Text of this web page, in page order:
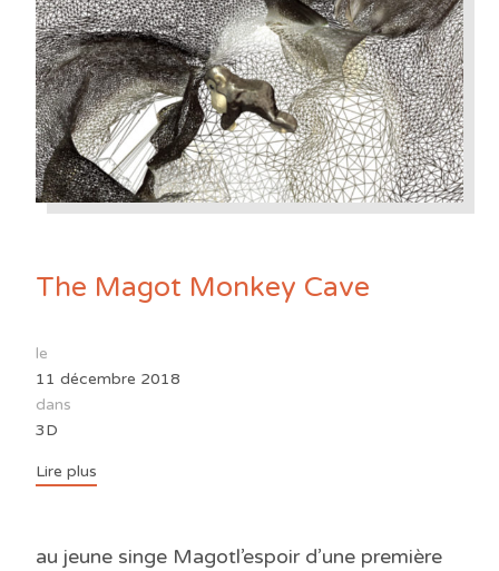
The Magot Monkey Cave
le
11 décembre 2018
dans
3D
Lire plus
au jeune singe Magotl’espoir d’une première